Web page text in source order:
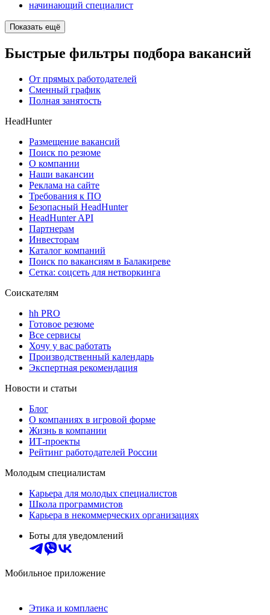
начинающий специалист
Показать ещё
Быстрые фильтры подбора вакансий
От прямых работодателей
Сменный график
Полная занятость
HeadHunter
Размещение вакансий
Поиск по резюме
О компании
Наши вакансии
Реклама на сайте
Требования к ПО
Безопасный HeadHunter
HeadHunter API
Партнерам
Инвесторам
Каталог компаний
Поиск по вакансиям в Балакиреве
Сетка: соцсеть для нетворкинга
Соискателям
hh PRO
Готовое резюме
Все сервисы
Хочу у вас работать
Производственный календарь
Экспертная рекомендация
Новости и статьи
Блог
О компаниях в игровой форме
Жизнь в компании
ИТ-проекты
Рейтинг работодателей России
Молодым специалистам
Карьера для молодых специалистов
Школа программистов
Карьера в некоммерческих организациях
Боты для уведомлений
Мобильное приложение
Этика и комплаенс